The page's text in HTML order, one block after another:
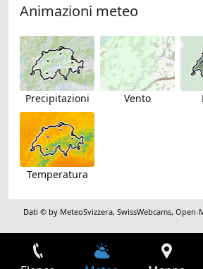
Animazioni meteo
Precipitazioni Vento
Temperatura
Dati © by MeteoSvizzera,SwissWebcams,Open-